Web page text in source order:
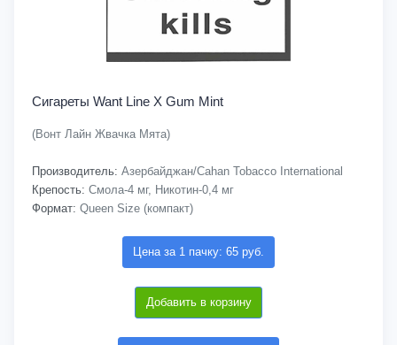
Сигареты Want Line X Gum Mint
(Вонт Лайн Жвачка Мята)
Производитель: Азербайджан/Cahan Tobacco International
Крепость: Смола-4 мг, Никотин-0,4 мг
Формат: Queen Size (компакт)
Цена за 1 пачку: 65 руб.
Добавить в корзину